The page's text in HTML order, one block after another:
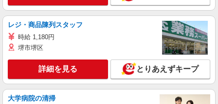
レジ・商品陳列スタッフ
時給 1,180円
堺市堺区
詳細を見る とりあえずキープ
大学病院の清掃